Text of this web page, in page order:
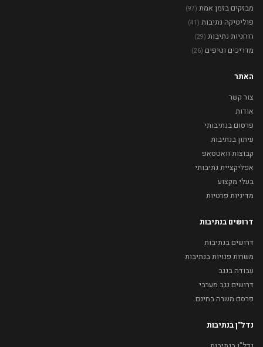
מבזקים בזמן אמת (97)
פוליטיקה נתיבות (41)
רוחניות נתיבות (29)
מדריכים וטיפים (26)
האתר
צור קשר
אודות
פרסום בנתיבותי
עיתון בנתיבות
קבוצות וואטסאפ
אפליקציית נתיבותי
בעלי מקצוע
מדיניות פרטיות
דרושים בנתיבות
דרושים בנתיבות
משרות פנויות בנתיבות
עבודה בנגב
דרושים נגב מערבי
פרסם משרה בחינם
נדל"ן בנתיבות